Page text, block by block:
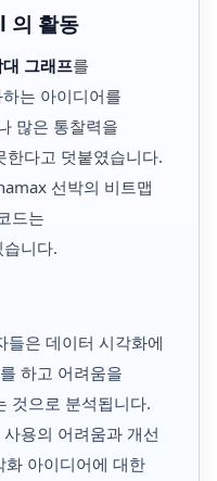
의 활동
대 그래프를
는 아이디어를
많은 통찰력을
다고 덧붙였습니다.
선박의 비트맵
드는
니다.
들은 데이터 시각화에
하고 어려움을
것으로 분석됩니다.
용의 어려움과 개선
화 아이디어에 대한